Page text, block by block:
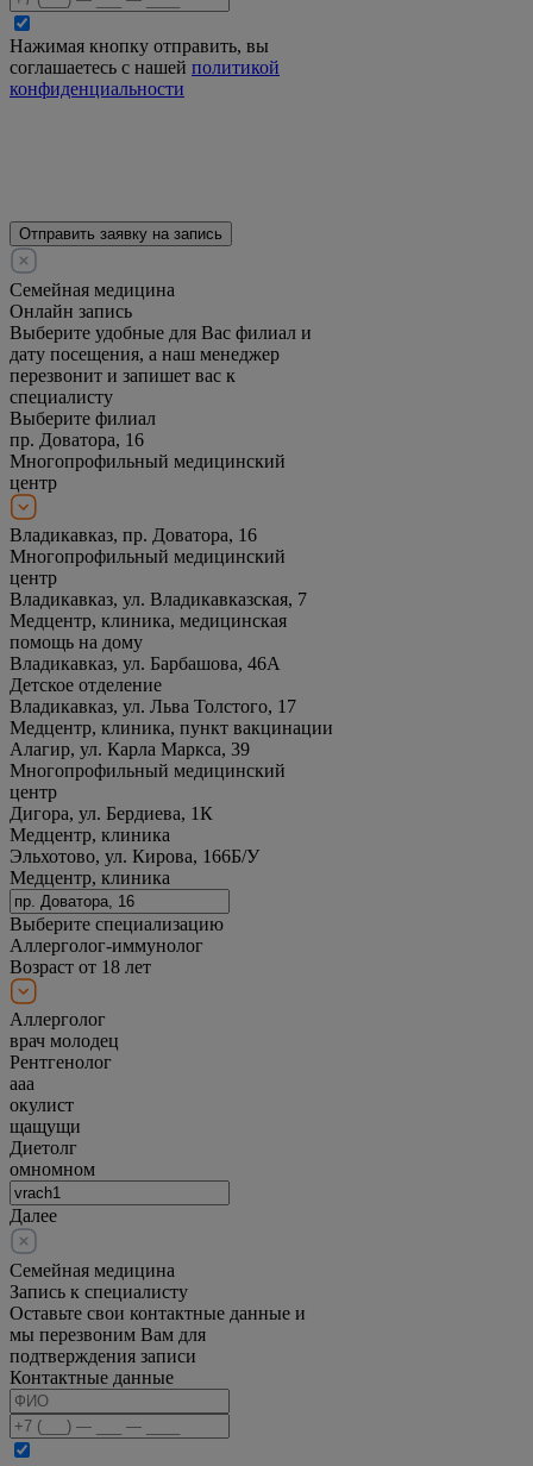
Нажимая кнопку отправить, вы
соглашаетесь с нашей политикой
конфиденциальности
Отправить заявку на запись
Семейная медицина
Онлайн запись
Выберите удобные для Вас филиал и
дату посещения, а наш менеджер
перезвонит и запишет вас к
специалисту
Выберите филиал
пр. Доватора, 16
Многопрофильный медицинский
центр
Владикавказ, пр. Доватора, 16
Многопрофильный медицинский
центр
Владикавказ, ул. Владикавказская, 7
Медцентр, клиника, медицинская
помощь на дому
Владикавказ, ул. Барбашова, 46А
Детское отделение
Владикавказ, ул. Льва Толстого, 17
Медцентр, клиника, пункт вакцинации
Алагир, ул. Карла Маркса, 39
Многопрофильный медицинский
центр
Дигора, ул. Бердиева, 1К
Медцентр, клиника
Эльхотово, ул. Кирова, 166Б/У
Медцентр, клиника
Выберите специализацию
Аллерголог-иммунолог
Возраст от 18 лет
Аллерголог
врач молодец
Рентгенолог
ааа
окулист
щащущи
Диетолг
омномном
Далее
Семейная медицина
Запись к специалисту
Оставьте свои контактные данные и
мы перезвоним Вам для
подтверждения записи
Контактные данные